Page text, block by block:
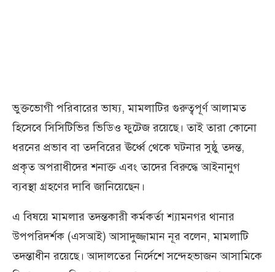
ভুক্তভোগী পরিবারের ভাষ্য, মামলাটির গুরুত্বপূর্ণ আলামত
হিসেবে সিসিটিভির ভিডিও ফুটেজ রয়েছে। তাই তারা কোনো
ধরনের প্রভাব বা তদবিরের ঊর্ধ্বে থেকে ঘটনার সুষ্ঠু তদন্ত,
প্রকৃত অপরাধীদের শনাক্ত এবং তাদের বিরুদ্ধে আইনানুগ
ব্যবস্থা গ্রহণের দাবি জানিয়েছেন।
এ বিষয়ে মামলার তদন্তকারী কর্মকর্তা শ্যামনগর থানার
উপপরিদর্শক (এসআই) আসাদুজ্জামান নূর বলেন, মামলাটি
তদন্তাধীন রয়েছে। আদালতের নির্দেশে সন্দেহভাজন আসামিকে